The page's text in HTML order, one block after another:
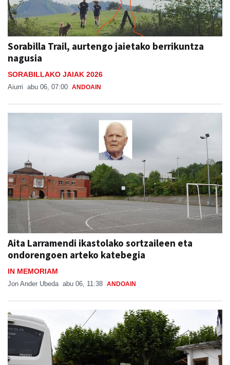
Sorabilla Trail, aurtengo jaietako berrikuntza
nagusia
SORABILLAKO JAIAK 2026
Aiurri abu 06, 07:00 ANDOAIN
Aita Larramendi ikastolako sortzaileen eta
ondorengoen arteko katebegia
IN MEMORIAM
Jon Ander Ubeda abu 06, 11:38 ANDOAIN